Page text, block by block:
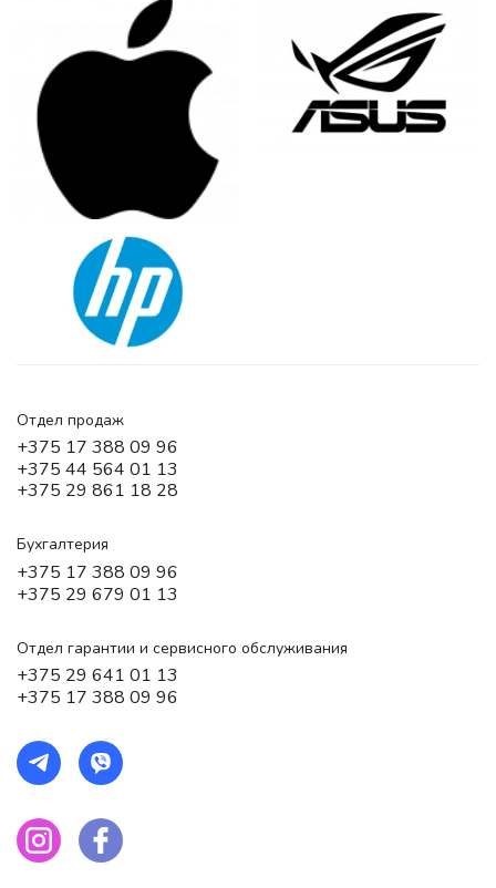
Отдел продаж
+375 17 388 09 96
+375 44 564 01 13
+375 29 861 18 28
Бухгалтерия
+375 17 388 09 96
+375 29 679 01 13
Отдел гарантии и сервисного обслуживания
+375 29 641 01 13
+375 17 388 09 96